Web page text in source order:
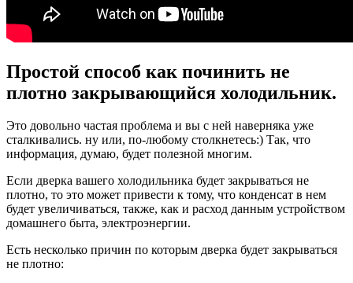
Простой способ как починить не
плотно закрывающийся холодильник.
Это довольно частая проблема и вы с ней наверняка уже
сталкивались. ну или, по-любому столкнетесь:) Так, что
информация, думаю, будет полезной многим.
Если дверка вашего холодильника будет закрываться не
плотно, то это может привести к тому, что конденсат в нем
будет увеличиваться, также, как и расход данным устройством
домашнего быта, электроэнергии.
Есть несколько причин по которым дверка будет закрываться
не плотно: